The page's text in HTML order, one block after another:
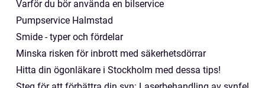
Varför du bör använda en bilservice
Pumpservice Halmstad
Smide - typer och fördelar
Minska risken för inbrott med säkerhetsdörrar
Hitta din ögonläkare i Stockholm med dessa tips!